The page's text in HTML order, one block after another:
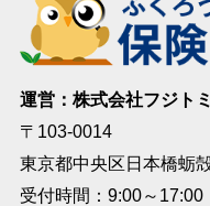
運営：株式会社フジトミ
〒103-0014
東京都中央区日本橋蛎
受付時間：9:00～17:00